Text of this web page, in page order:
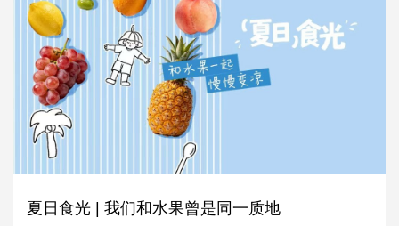
夏日食光 | 我们和水果曾是同一质地